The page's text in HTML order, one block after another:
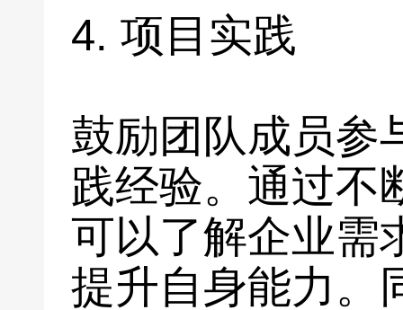
4. 项目实践
鼓励团队成员参
践经验。通过不
可以了解企业需
提升自身能力。